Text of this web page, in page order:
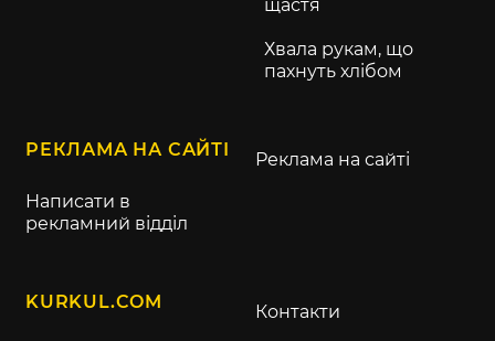
щастя
Хвала рукам, що
пахнуть хлібом
РЕКЛАМА НА САЙТІ
Написати в
рекламний відділ
Реклама на сайті
KURKUL.COM Контакти